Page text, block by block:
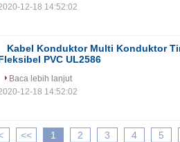
12-18 14:52:02
Kabel Konduktor Multi Konduktor
PVC UL2586
Baca lebih lanjut
12-18 14:52:02
<< 1 2 3 4 5